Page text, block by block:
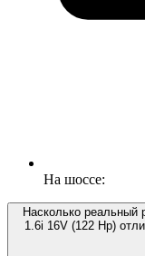
На шоссе:
Насколько реальный
1.6i 16V (122 Hp)